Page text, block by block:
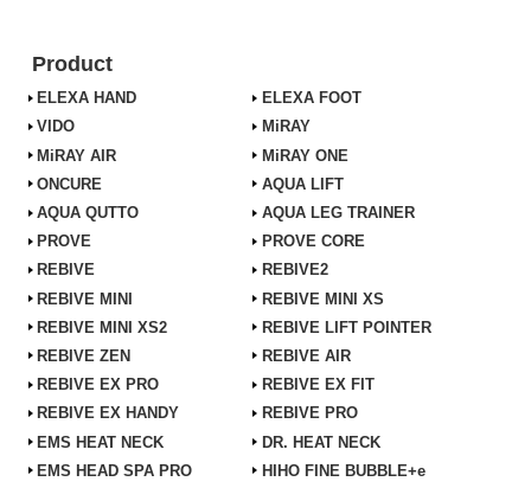
Product
ELEXA HAND
ELEXA FOOT
VIDO
MiRAY
MiRAY AIR
MiRAY ONE
ONCURE
AQUA LIFT
AQUA QUTTO
AQUA LEG TRAINER
PROVE
PROVE CORE
REBIVE
REBIVE2
REBIVE MINI
REBIVE MINI XS
REBIVE MINI XS2
REBIVE LIFT POINTER
REBIVE ZEN
REBIVE AIR
REBIVE EX PRO
REBIVE EX FIT
REBIVE EX HANDY
REBIVE PRO
EMS HEAT NECK
DR. HEAT NECK
EMS HEAD SPA PRO
HIHO FINE BUBBLE+e